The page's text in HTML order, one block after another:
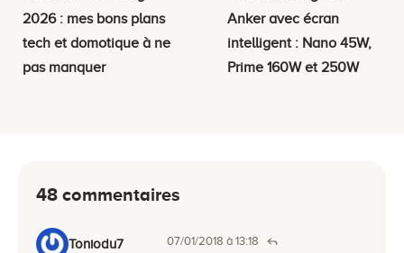
2026 : mes bons plans
tech et domotique à ne
pas manquer
Anker avec écran
intelligent : Nano 45W,
Prime 160W et 250W
48 commentaires
Toniodu7 07/01/2018 à 13:18